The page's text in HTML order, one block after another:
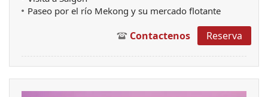
Paseo por el río Mekong y su mercado flotante
Contactenos Reserva